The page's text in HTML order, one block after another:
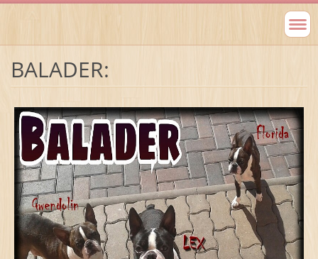
BALADER: